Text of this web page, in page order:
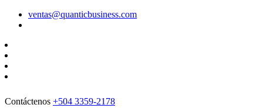
ventas@quanticbusiness.com
Contáctenos +504 3359-2178